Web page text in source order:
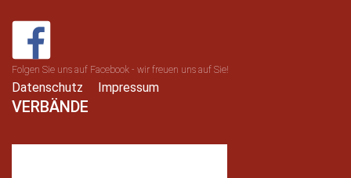
Folgen Sie uns auf Facebook - wir freuen uns auf Sie!
Datenschutz Impressum
VERBÄNDE